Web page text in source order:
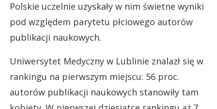
Polskie uczelnie uzyskały w nim świetne wyniki
pod względem parytetu płciowego autorów
publikacji naukowych.
Uniwersytet Medyczny w Lublinie znalazł się w
rankingu na pierwszym miejscu: 56 proc.
autorów publikacji naukowych stanowiły tam